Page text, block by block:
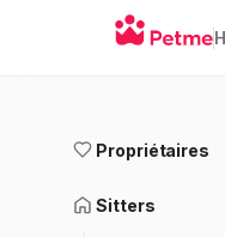
Propriétaires
Sitters